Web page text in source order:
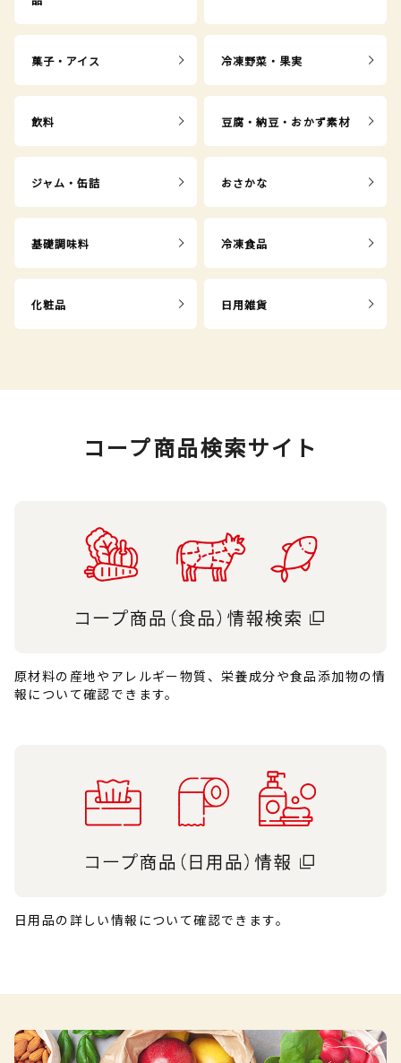
菓子・アイス 冷凍野菜・果実
飲料 豆腐・納豆・おかず素材
ジャム・缶詰 おさかな
基礎調味料 冷凍食品
化粧品 日用雑貨
コープ商品検索サイト
原材料の産地やアレルギー物質、栄養成分や食品添加物の情
報について確認できます。
日用品の詳しい情報について確認できます。